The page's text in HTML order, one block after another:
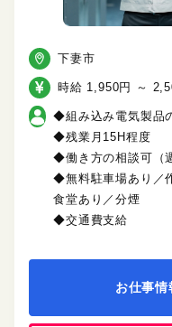
下妻市
時給 1,950円 ～
◆組み込み電気製品
◆残業月15H程度
◆働き方の相談可（
◆無料駐車場あり／
食堂あり／分煙
◆交通費支給
お仕事情